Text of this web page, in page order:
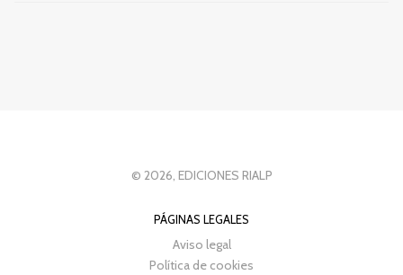
© 2026, EDICIONES RIALP
PÁGINAS LEGALES
Aviso legal
Política de cookies